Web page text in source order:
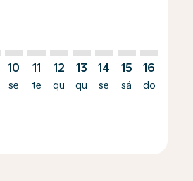
10
se
11
te
12
qu
13
qu
14
se
15
sá
16
do